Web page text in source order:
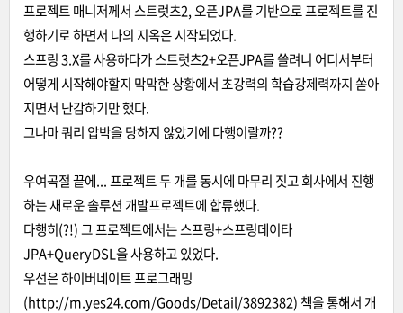
프로젝트 매니저께서 스트럿츠2, 오픈JPA를 기반으로 프로젝트를 진
행하기로 하면서 나의 지옥은 시작되었다.
스프링 3.X를 사용하다가 스트럿츠2+오픈JPA를 쓸려니 어디서부터
어떻게 시작해야할지 막막한 상황에서 초강력의 학습강제력까지 쏟아
지면서 난감하기만 했다.
그나마 쿼리 압박을 당하지 않았기에 다행이랄까??
우여곡절 끝에... 프로젝트 두 개를 동시에 마무리 짓고 회사에서 진행
하는 새로운 솔루션 개발프로젝트에 합류했다.
다행히(?!) 그 프로젝트에서는 스프링+스프링데이타
JPA+QueryDSL을 사용하고 있었다.
우선은 하이버네이트 프로그래밍
(http://m.yes24.com/Goods/Detail/3892382) 책을 통해서 개